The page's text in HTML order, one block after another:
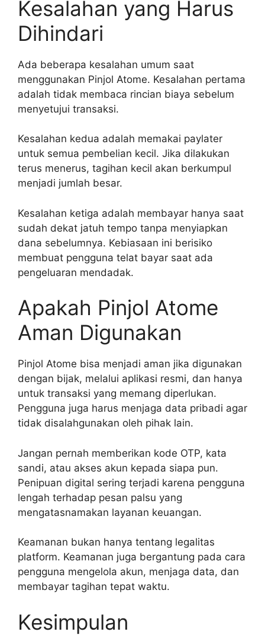
Kesalahan yang Harus
Dihindari
Ada beberapa kesalahan umum saat
menggunakan Pinjol Atome. Kesalahan pertama
adalah tidak membaca rincian biaya sebelum
menyetujui transaksi.
Kesalahan kedua adalah memakai paylater
untuk semua pembelian kecil. Jika dilakukan
terus menerus, tagihan kecil akan berkumpul
menjadi jumlah besar.
Kesalahan ketiga adalah membayar hanya saat
sudah dekat jatuh tempo tanpa menyiapkan
dana sebelumnya. Kebiasaan ini berisiko
membuat pengguna telat bayar saat ada
pengeluaran mendadak.
Apakah Pinjol Atome
Aman Digunakan
Pinjol Atome bisa menjadi aman jika digunakan
dengan bijak, melalui aplikasi resmi, dan hanya
untuk transaksi yang memang diperlukan.
Pengguna juga harus menjaga data pribadi agar
tidak disalahgunakan oleh pihak lain.
Jangan pernah memberikan kode OTP, kata
sandi, atau akses akun kepada siapa pun.
Penipuan digital sering terjadi karena pengguna
lengah terhadap pesan palsu yang
mengatasnamakan layanan keuangan.
Keamanan bukan hanya tentang legalitas
platform. Keamanan juga bergantung pada cara
pengguna mengelola akun, menjaga data, dan
membayar tagihan tepat waktu.
Kesimpulan